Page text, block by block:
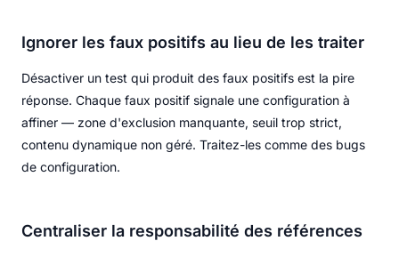
Ignorer les faux positifs au lieu de les traiter
Désactiver un test qui produit des faux positifs est la pire
réponse. Chaque faux positif signale une configuration à
affiner — zone d'exclusion manquante, seuil trop strict,
contenu dynamique non géré. Traitez-les comme des bugs
de configuration.
Centraliser la responsabilité des références